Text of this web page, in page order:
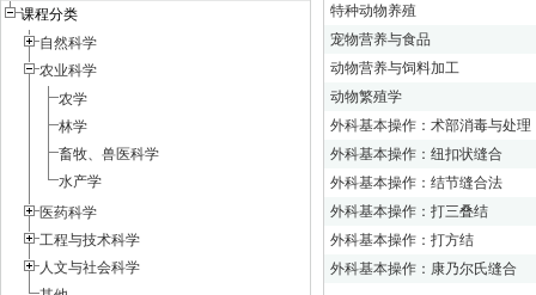
课程分类
自然科学
农业科学
农学
林学
畜牧、兽医科学
水产学
医药科学
工程与技术科学
人文与社会科学
特种动物养殖
宠物营养与食品
动物营养与饲料加工
动物繁殖学
外科基本操作：术部消毒与处理
外科基本操作：纽扣状缝合
外科基本操作：结节缝合法
外科基本操作：打三叠结
外科基本操作：打方结
外科基本操作：康乃尔氏缝合